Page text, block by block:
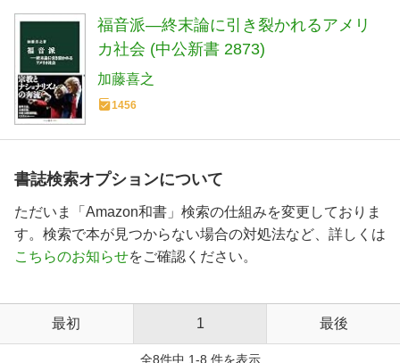
福音派―終末論に引き裂かれるアメリ
カ社会 (中公新書 2873)
加藤喜之
1456
書誌検索オプションについて
ただいま「Amazon和書」検索の仕組みを変更しておりま
す。検索で本が見つからない場合の対処法など、詳しくは
こちらのお知らせをご確認ください。
最初 1 最後
全8件中 1-8 件を表示